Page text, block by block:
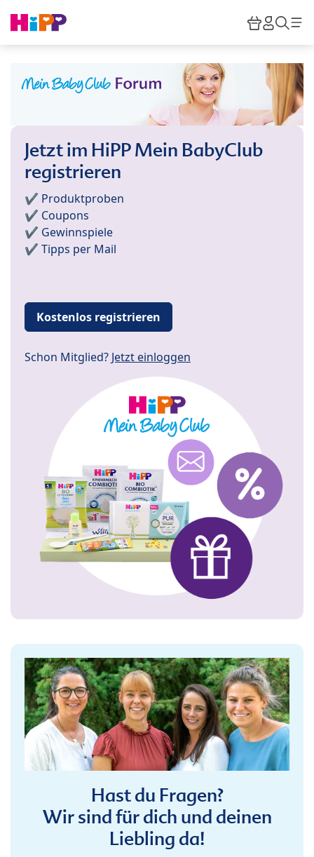
HiPP
Jetzt im HiPP Mein BabyClub
registrieren
✔️ Produktproben
✔️ Coupons
✔️ Gewinnspiele
✔️ Tipps per Mail
Kostenlos registrieren
Schon Mitglied? Jetzt einloggen
Hast du Fragen?
Wir sind für dich und deinen
Liebling da!